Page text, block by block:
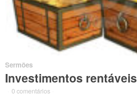
Sermões
Investimentos rentáveis
0 comentários